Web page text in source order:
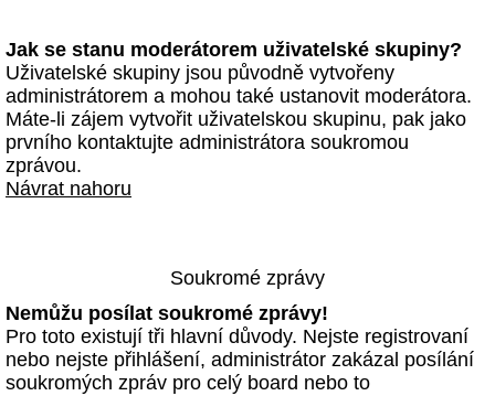
Jak se stanu moderátorem uživatelské skupiny?
Uživatelské skupiny jsou původně vytvořeny
administrátorem a mohou také ustanovit moderátora.
Máte-li zájem vytvořit uživatelskou skupinu, pak jako
prvního kontaktujte administrátora soukromou
zprávou.
Návrat nahoru
Soukromé zprávy
Nemůžu posílat soukromé zprávy!
Pro toto existují tři hlavní důvody. Nejste registrovaní
nebo nejste přihlášení, administrátor zakázal posílání
soukromých zpráv pro celý board nebo to